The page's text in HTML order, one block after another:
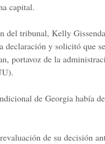
capital.
del tribunal, Kelly
declaración y solicitó que
portavoz de la
de Georgia había
de su decisión